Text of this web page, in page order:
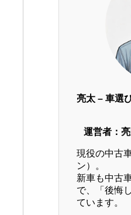
亮太 – 車選
運営者：
現役の中古
ン）。
新車も中古
で、「後悔
ています。